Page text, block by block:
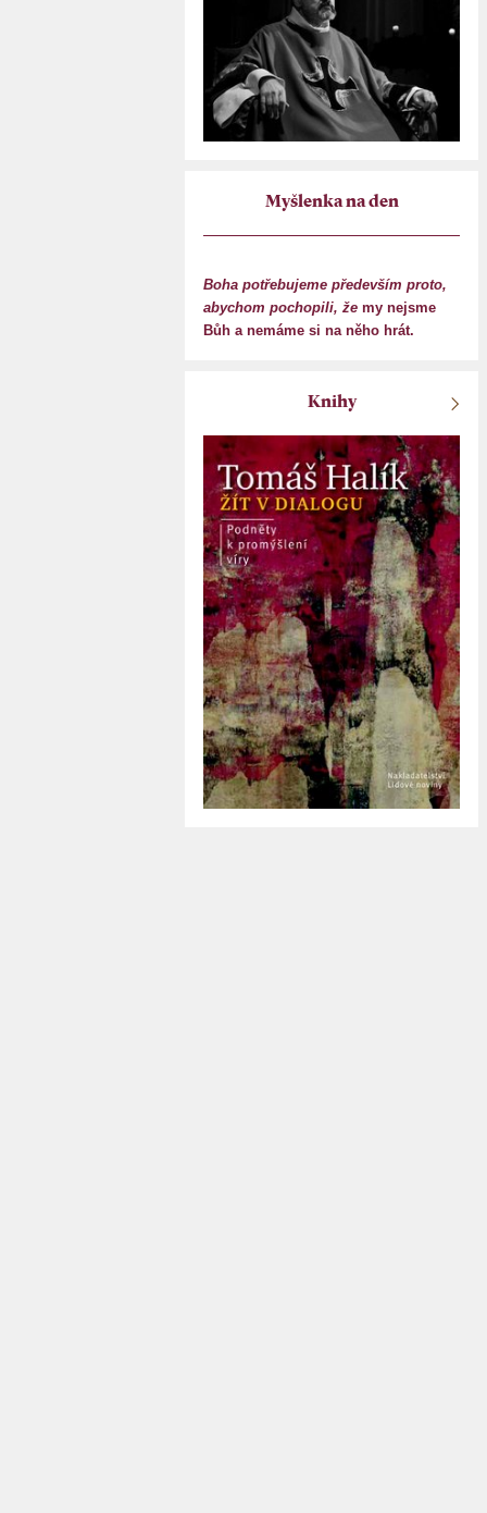
Myšlenka na den
Boha potřebujeme především proto,
abychom pochopili, že my nejsme
Bůh a nemáme si na něho hrát.
Knihy